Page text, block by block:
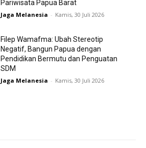
Pariwisata Papua Barat
Jaga Melanesia - Kamis, 30 Juli 2026
Filep Wamafma: Ubah Stereotip
Negatif, Bangun Papua dengan
Pendidikan Bermutu dan Penguatan
SDM
Jaga Melanesia - Kamis, 30 Juli 2026